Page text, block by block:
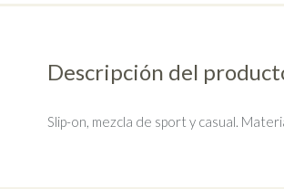
Descripción del
Slip-on, mezcla de sport y casual.